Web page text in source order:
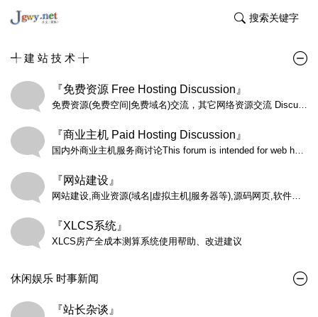
搜索关键字
╃ 建 站 技 术 ╆
『免费资源 Free Hosting Discussion』
免费资源(免费空间|免费域名)交流，其它网络资源交流 Discussions on all aspects of free hosting including past experiences (both negative and positive), choosing a host, questions and answers, and other related subjects. NOTICE: No offers or contact requests of any kind allowed.
『商业主机 Paid Hosting Discussion』
国内外商业主机服务商讨论This forum is intended for web hosting companies to publish special Reseller Hosting offers and new Reseller Hosting plans only.
『网站建设』
网站建设,商业资源(域名|虚拟主机|服务器等),源码网页,软件编程
『XLCS系统』
XLCS房产全成本测算系统使用帮助、改进建议
休闲娱乐 时事新闻
『站长杂谈』